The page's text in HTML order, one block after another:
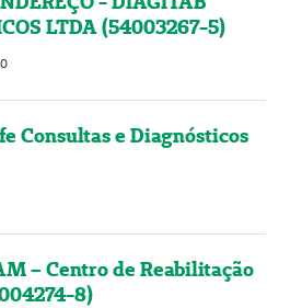
LTDA (54003267-5)
Consultas e Diagnósticos
– Centro de Reabilitação
8)